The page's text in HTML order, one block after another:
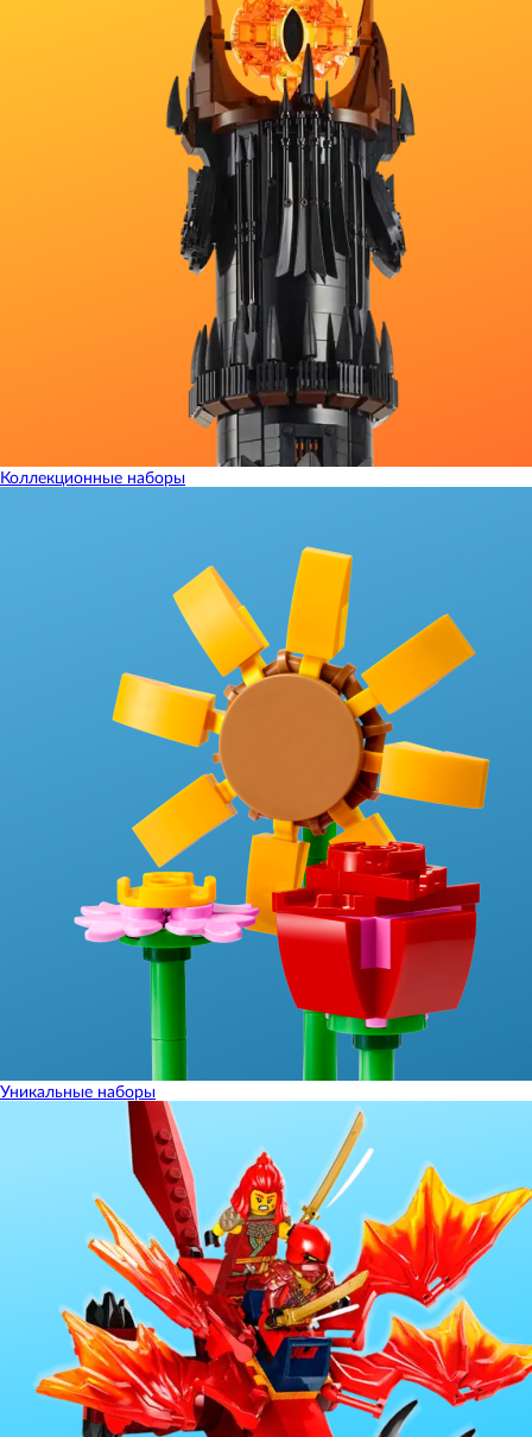
Коллекционные наборы
Уникальные наборы